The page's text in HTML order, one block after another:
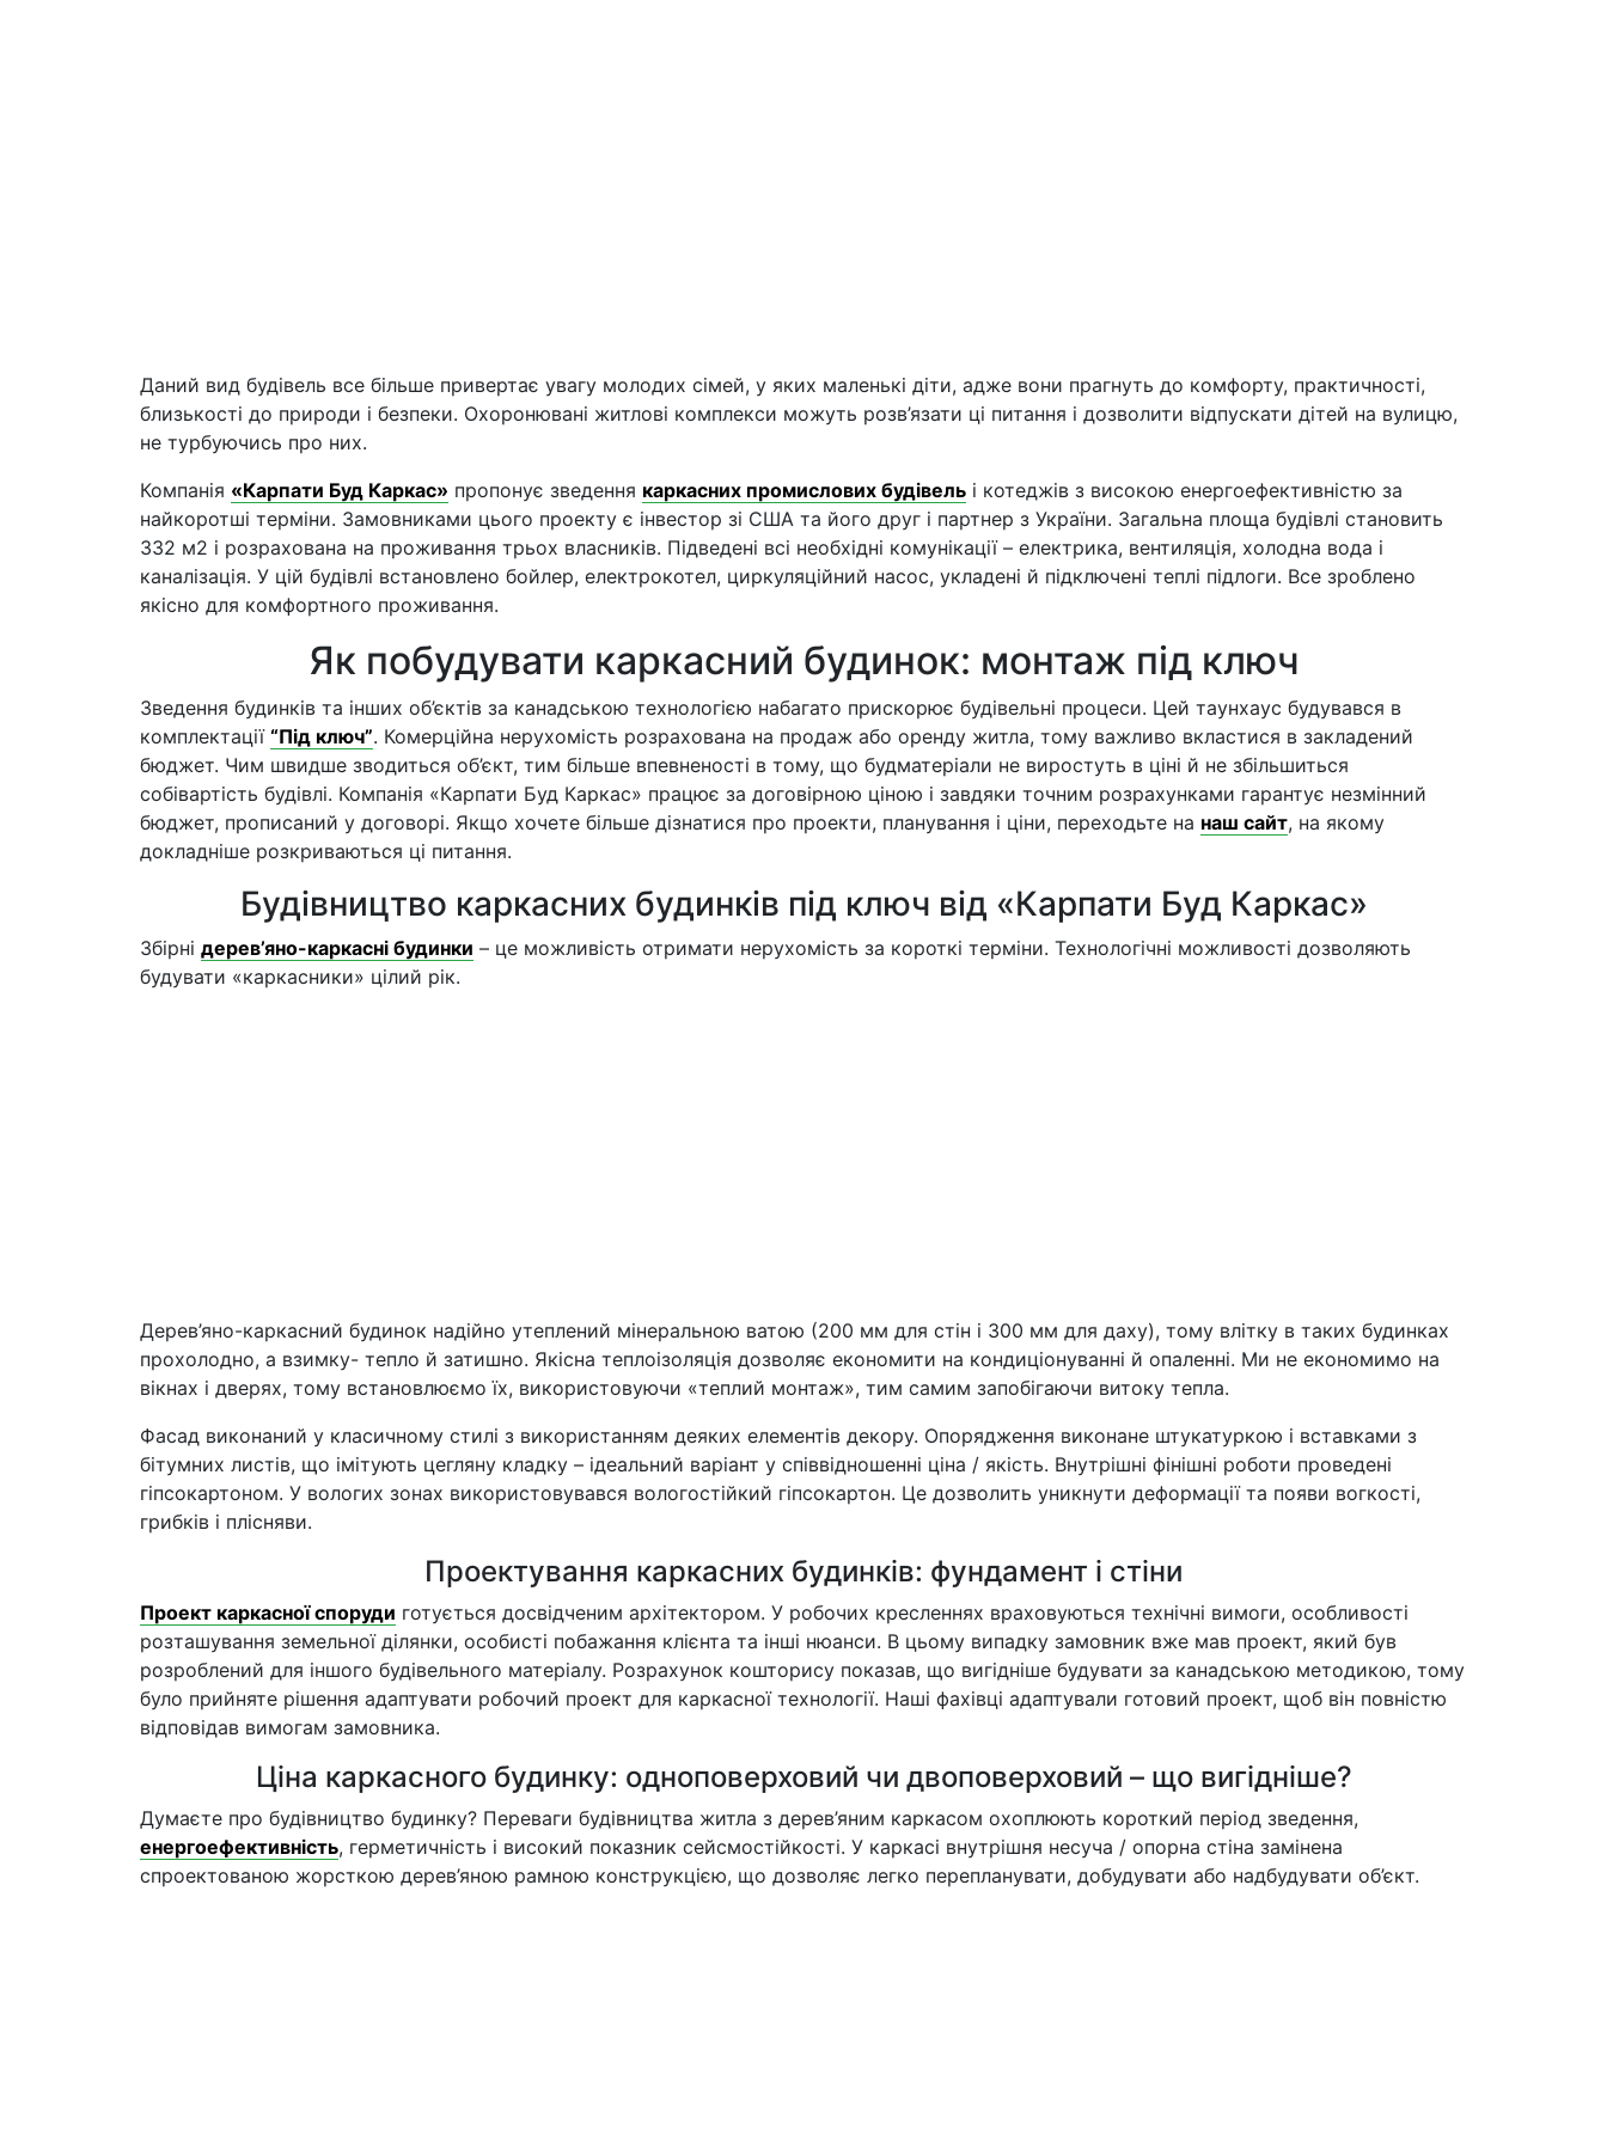
Даний вид будівель все більше привертає увагу молодих сімей, у яких маленькі діти, адже вони прагнуть до комфорту, практичності,
близькості до природи і безпеки. Охоронювані житлові комплекси можуть розв’язати ці питання і дозволити відпускати дітей на вулицю,
не турбуючись про них.
Компанія «Карпати Буд Каркас» пропонує зведення каркасних промислових будівель і котеджів з високою енергоефективністю за
найкоротші терміни. Замовниками цього проекту є інвестор зі США та його друг і партнер з України. Загальна площа будівлі становить
332 м2 і розрахована на проживання трьох власників. Підведені всі необхідні комунікації – електрика, вентиляція, холодна вода і
каналізація. У цій будівлі встановлено бойлер, електрокотел, циркуляційний насос, укладені й підключені теплі підлоги. Все зроблено
якісно для комфортного проживання.
Як побудувати каркасний будинок: монтаж під ключ
Зведення будинків та інших об’єктів за канадською технологією набагато прискорює будівельні процеси. Цей таунхаус будувався в
комплектації “Під ключ”. Комерційна нерухомість розрахована на продаж або оренду житла, тому важливо вкластися в закладений
бюджет. Чим швидше зводиться об’єкт, тим більше впевненості в тому, що будматеріали не виростуть в ціні й не збільшиться
собівартість будівлі. Компанія «Карпати Буд Каркас» працює за договірною ціною і завдяки точним розрахунками гарантує незмінний
бюджет, прописаний у договорі. Якщо хочете більше дізнатися про проекти, планування і ціни, переходьте на наш сайт, на якому
докладніше розкриваються ці питання.
Будівництво каркасних будинків під ключ від «Карпати Буд Каркас»
Збірні дерев’яно-каркасні будинки – це можливість отримати нерухомість за короткі терміни. Технологічні можливості дозволяють
будувати «каркасники» цілий рік.
Дерев’яно-каркасний будинок надійно утеплений мінеральною ватою (200 мм для стін і 300 мм для даху), тому влітку в таких будинках
прохолодно, а взимку- тепло й затишно. Якісна теплоізоляція дозволяє економити на кондиціонуванні й опаленні. Ми не економимо на
вікнах і дверях, тому встановлюємо їх, використовуючи «теплий монтаж», тим самим запобігаючи витоку тепла.
Фасад виконаний у класичному стилі з використанням деяких елементів декору. Опорядження виконане штукатуркою і вставками з
бітумних листів, що імітують цегляну кладку – ідеальний варіант у співвідношенні ціна / якість. Внутрішні фінішні роботи проведені
гіпсокартоном. У вологих зонах використовувався вологостійкий гіпсокартон. Це дозволить уникнути деформації та появи вогкості,
грибків і плісняви.
Проектування каркасних будинків: фундамент і стіни
Проект каркасної споруди готується досвідченим архітектором. У робочих кресленнях враховуються технічні вимоги, особливості
розташування земельної ділянки, особисті побажання клієнта та інші нюанси. В цьому випадку замовник вже мав проект, який був
розроблений для іншого будівельного матеріалу. Розрахунок кошторису показав, що вигідніше будувати за канадською методикою, тому
було прийняте рішення адаптувати робочий проект для каркасної технології. Наші фахівці адаптували готовий проект, щоб він повністю
відповідав вимогам замовника.
Ціна каркасного будинку: одноповерховий чи двоповерховий – що вигідніше?
Думаєте про будівництво будинку? Переваги будівництва житла з дерев’яним каркасом охоплюють короткий період зведення,
енергоефективність, герметичність і високий показник сейсмостійкості. У каркасі внутрішня несуча / опорна стіна замінена
спроектованою жорсткою дерев’яною рамною конструкцією, що дозволяє легко перепланувати, добудувати або надбудувати об’єкт.